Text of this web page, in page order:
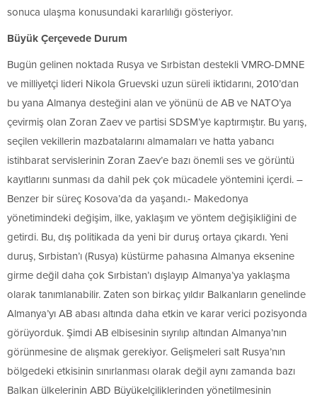
sonuca ulaşma konusundaki kararlılığı gösteriyor.
Büyük Çerçevede Durum
Bugün gelinen noktada Rusya ve Sırbistan destekli VMRO-DMNE
ve milliyetçi lideri Nikola Gruevski uzun süreli iktidarını, 2010’dan
bu yana Almanya desteğini alan ve yönünü de AB ve NATO’ya
çevirmiş olan Zoran Zaev ve partisi SDSM’ye kaptırmıştır. Bu yarış,
seçilen vekillerin mazbatalarını almamaları ve hatta yabancı
istihbarat servislerinin Zoran Zaev’e bazı önemli ses ve görüntü
kayıtlarını sunması da dahil pek çok mücadele yöntemini içerdi. –
Benzer bir süreç Kosova’da da yaşandı.- Makedonya
yönetimindeki değişim, ilke, yaklaşım ve yöntem değişikliğini de
getirdi. Bu, dış politikada da yeni bir duruş ortaya çıkardı. Yeni
duruş, Sırbistan’ı (Rusya) küstürme pahasına Almanya eksenine
girme değil daha çok Sırbistan’ı dışlayıp Almanya’ya yaklaşma
olarak tanımlanabilir. Zaten son birkaç yıldır Balkanların genelinde
Almanya’yı AB abası altında daha etkin ve karar verici pozisyonda
görüyorduk. Şimdi AB elbisesinin sıyrılıp altından Almanya’nın
görünmesine de alışmak gerekiyor. Gelişmeleri salt Rusya’nın
bölgedeki etkisinin sınırlanması olarak değil aynı zamanda bazı
Balkan ülkelerinin ABD Büyükelçiliklerinden yönetilmesinin